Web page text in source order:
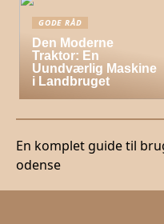
GODE RÅD
Den Moderne
Traktor: En
Uundværlig Maskine
i Landbruget
En komplet guide til
odense